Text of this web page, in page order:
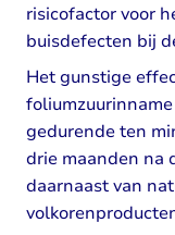
risicofactor voor
buisdefecten bij
Het gunstige
gedurende ten
drie maanden na
daarnaast van